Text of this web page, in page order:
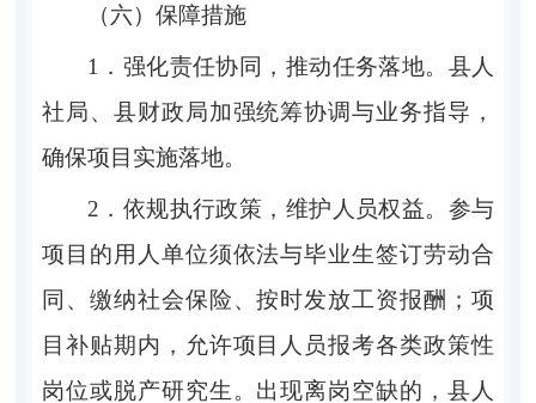
（六）保障措施
1． 强化责任协同，推动任务落地。 县人
社局、县财政局加强统筹协调与业务指导，
确保项目实施落地。
2． 依规执行政策，维护人员权益。 参与
项目的用人单位须依法与毕业生签订劳动合
同、缴纳社会保险、按时发放工资报酬；项
目补贴期内，允许项目人员报考各类政策性
岗位或脱产研究生。出现离岗空缺的，县人